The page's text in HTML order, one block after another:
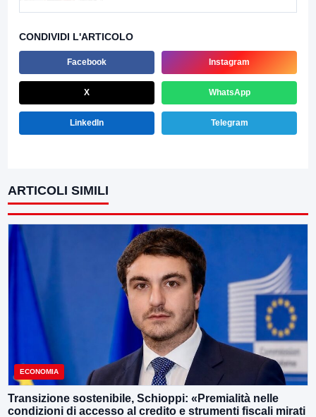
CONDIVIDI L'ARTICOLO
Facebook Instagram
X WhatsApp
LinkedIn Telegram
ARTICOLI SIMILI
ECONOMIA
Transizione sostenibile, Schioppi: «Premialità nelle
condizioni di accesso al credito e strumenti fiscali mirati